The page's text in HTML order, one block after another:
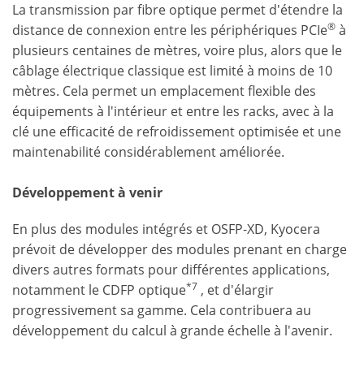
La transmission par fibre optique permet d'étendre la
distance de connexion entre les périphériques PCIe® à
plusieurs centaines de mètres, voire plus, alors que le
câblage électrique classique est limité à moins de 10
mètres. Cela permet un emplacement flexible des
équipements à l'intérieur et entre les racks, avec à la
clé une efficacité de refroidissement optimisée et une
maintenabilité considérablement améliorée.
Développement à venir
En plus des modules intégrés et OSFP-XD, Kyocera
prévoit de développer des modules prenant en charge
divers autres formats pour différentes applications,
notamment le CDFP optique*7 , et d'élargir
progressivement sa gamme. Cela contribuera au
développement du calcul à grande échelle à l'avenir.